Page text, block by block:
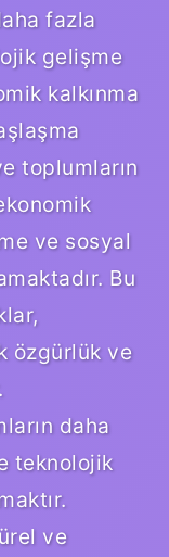
fazla
gelişme
kalkınma
toplumların
ve sosyal
Bu
özgürlük ve
daha
teknolojik
ve